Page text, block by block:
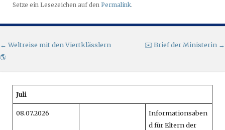
Setze ein Lesezeichen auf den Permalink.
Artikel-Navigation
← Weltreise mit den Viertklässlern
🌎
✉️ Brief der Ministerin →
Juli
08.07.2026
Informationsaben
d für Eltern der